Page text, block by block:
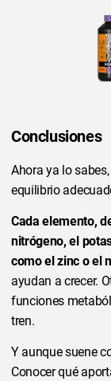
Conclusiones
Ahora ya lo
equilibrio
Cada elemento,
nitrógeno, el
como el zinc o el
ayudan a crecer.
funciones
tren.
Y aunque suene
Conocer qué